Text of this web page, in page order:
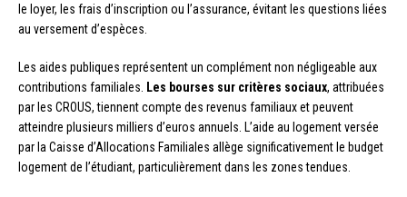
le loyer, les frais d’inscription ou l’assurance, évitant les questions liées
au versement d’espèces.
Les aides publiques représentent un complément non négligeable aux
contributions familiales. Les bourses sur critères sociaux, attribuées
par les CROUS, tiennent compte des revenus familiaux et peuvent
atteindre plusieurs milliers d’euros annuels. L’aide au logement versée
par la Caisse d’Allocations Familiales allège significativement le budget
logement de l’étudiant, particulièrement dans les zones tendues.